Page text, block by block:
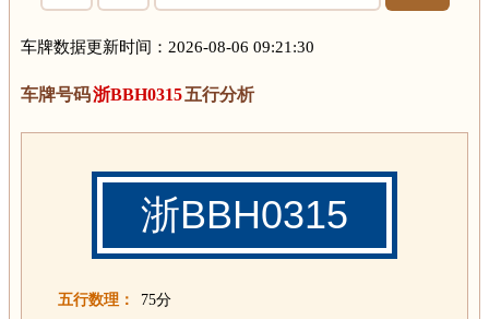
车牌数据更新时间：2026-08-06 09:21:30
车牌号码浙BBH0315五行分析
浙BBH0315
五行数理： 75分